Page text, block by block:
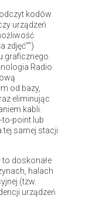
kodów
urządzeń
zdjęć””)
graficznego.
Radio
od bazy,
eliminując
kabli.
point lub
tej samej stacji
to doskonałe
halach
(tzw.
urządzeń